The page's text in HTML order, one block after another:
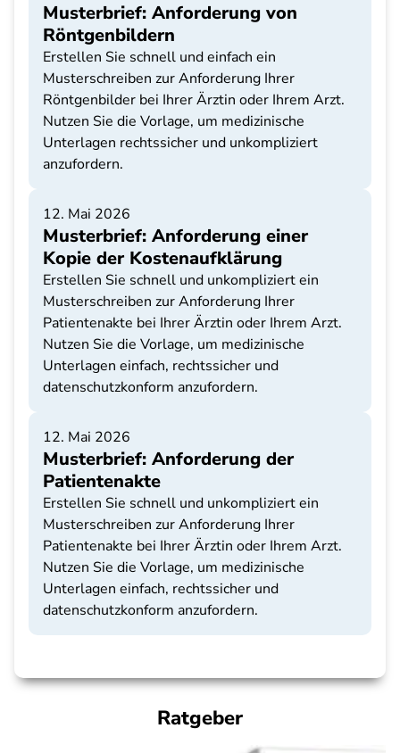
Musterbrief: Anforderung von
Röntgenbildern
Erstellen Sie schnell und einfach ein
Musterschreiben zur Anforderung Ihrer
Röntgenbilder bei Ihrer Ärztin oder Ihrem Arzt.
Nutzen Sie die Vorlage, um medizinische
Unterlagen rechtssicher und unkompliziert
anzufordern.
12. Mai 2026
Musterbrief: Anforderung einer
Kopie der Kostenaufklärung
Erstellen Sie schnell und unkompliziert ein
Musterschreiben zur Anforderung Ihrer
Patientenakte bei Ihrer Ärztin oder Ihrem Arzt.
Nutzen Sie die Vorlage, um medizinische
Unterlagen einfach, rechtssicher und
datenschutzkonform anzufordern.
12. Mai 2026
Musterbrief: Anforderung der
Patientenakte
Erstellen Sie schnell und unkompliziert ein
Musterschreiben zur Anforderung Ihrer
Patientenakte bei Ihrer Ärztin oder Ihrem Arzt.
Nutzen Sie die Vorlage, um medizinische
Unterlagen einfach, rechtssicher und
datenschutzkonform anzufordern.
Ratgeber